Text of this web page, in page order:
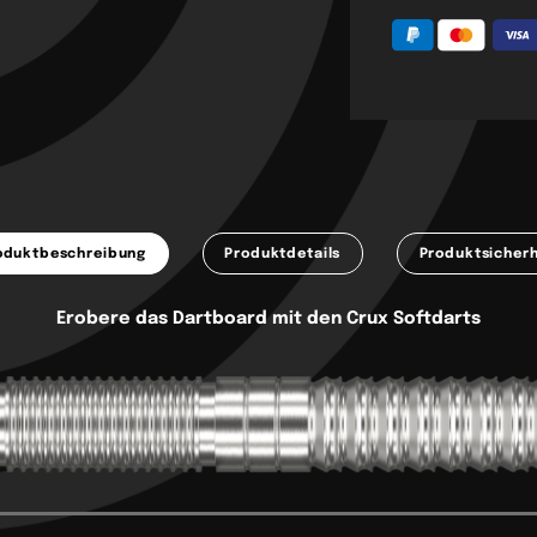
Produktdetails
Erobere das Dartboard mit den Crux Softdarts